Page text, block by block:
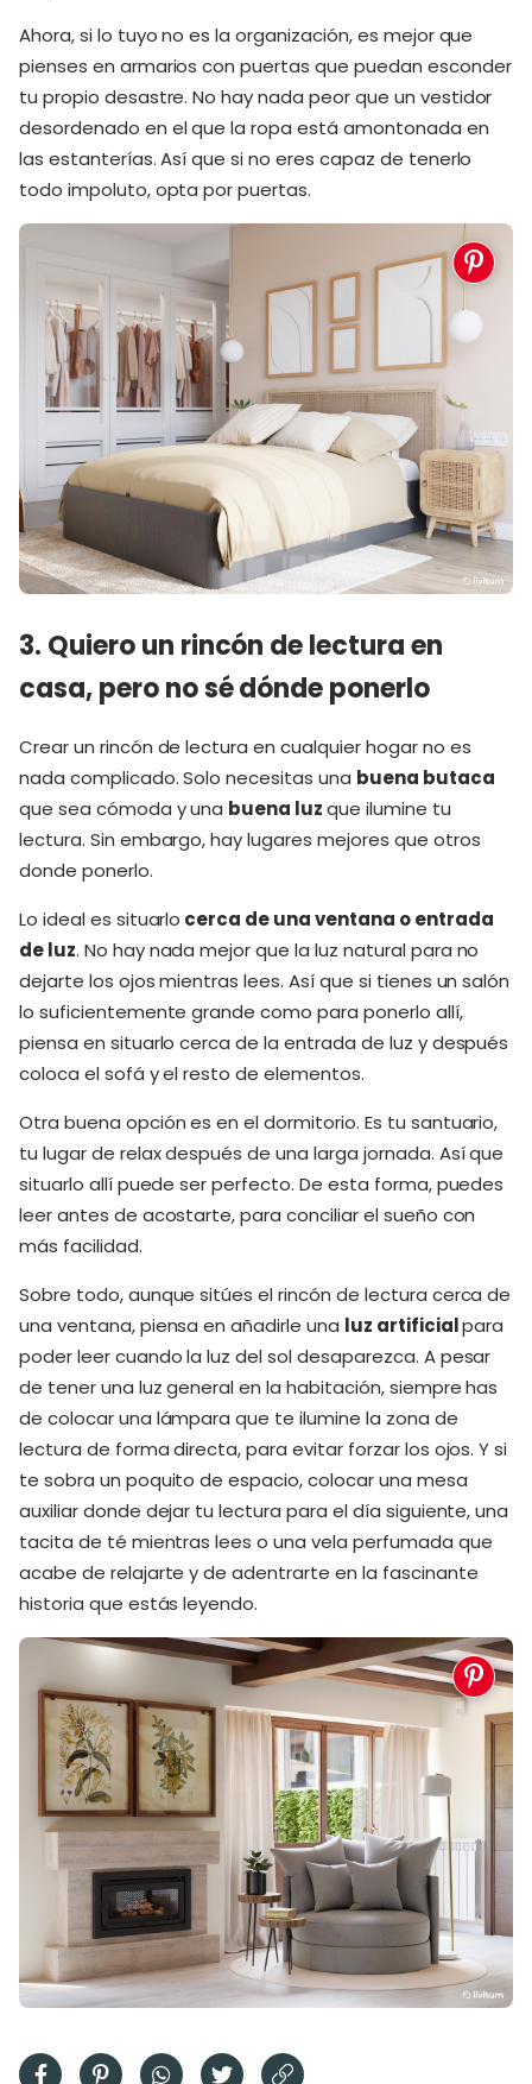
Ahora, si lo tuyo no es la organización, es mejor que
pienses en armarios con puertas que puedan esconder
tu propio desastre. No hay nada peor que un vestidor
desordenado en el que la ropa está amontonada en
las estanterías. Así que si no eres capaz de tenerlo
todo impoluto, opta por puertas.
3. Quiero un rincón de lectura en
casa, pero no sé dónde ponerlo
Crear un rincón de lectura en cualquier hogar no es
nada complicado. Solo necesitas una buena butaca
que sea cómoda y una buena luzque ilumine tu
lectura. Sin embargo, hay lugares mejores que otros
donde ponerlo.
Lo ideal es situarlo cerca de una ventana o entrada
de luz. No hay nada mejor que la luz natural para no
dejarte los ojos mientras lees. Así que si tienes un salón
lo suficientemente grande como para ponerlo allí,
piensa en situarlo cerca de la entrada de luz y después
coloca el sofá y el resto de elementos.
Otra buena opción es en el dormitorio. Es tu santuario,
tu lugar de relax después de una larga jornada. Así que
situarlo allí puede ser perfecto. De esta forma, puedes
leer antes de acostarte, para conciliar el sueño con
más facilidad.
Sobre todo, aunque sitúes el rincón de lectura cerca de
una ventana, piensa en añadirle una luz artificialpara
poder leer cuando la luz del sol desaparezca. A pesar
de tener una luz general en la habitación, siempre has
de colocar una lámpara que te ilumine la zona de
lectura de forma directa, para evitar forzar los ojos. Y si
te sobra un poquito de espacio, colocar una mesa
auxiliar donde dejar tu lectura para el día siguiente, una
tacita de té mientras lees o una vela perfumada que
acabe de relajarte y de adentrarte en la fascinante
historia que estás leyendo.